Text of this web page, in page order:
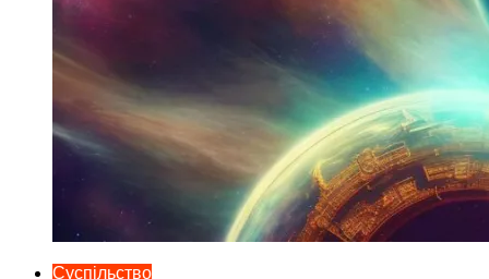
Суспільство